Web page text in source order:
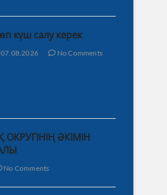
күш салу керек
07.08.2026 No Comments
ӘКІМІН
No Comments